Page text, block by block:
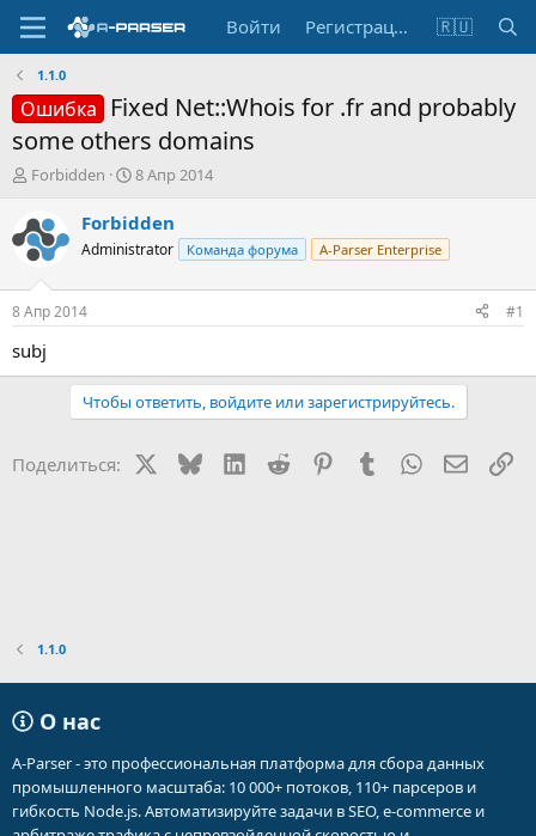
Войти Регистрация 🇷🇺
1.1.0
Ошибка
Fixed Net::Whois for .fr and probably
some others domains
А
т
о
р
т
м
ы
Forbidden
Д
т
н
а
8 Апр 2014
Forbidden
Administrator Команда форума A-Parser Enterprise
8 Апр 2014 #1
subj
Чтобы ответить, войдите или зарегистрируйтесь.
Поделиться: BlueskyLinkedIn
Reddit PinterestTumblr WhatsApp
1.1.0
О нас
A-Parser - это профессиональная платформа для сбора данных
промышленного масштаба: 10 000+ потоков, 110+ парсеров и
гибкость Node.js. Автоматизируйте задачи в SEO, e-commerce и